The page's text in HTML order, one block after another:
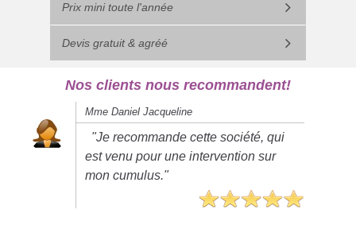
Prix mini toute l'année
Devis gratuit & agréé
Nos clients nous recommandent!
Mme Daniel Jacqueline
"Je recommande cette société, qui
est venu pour une intervention sur
mon cumulus."